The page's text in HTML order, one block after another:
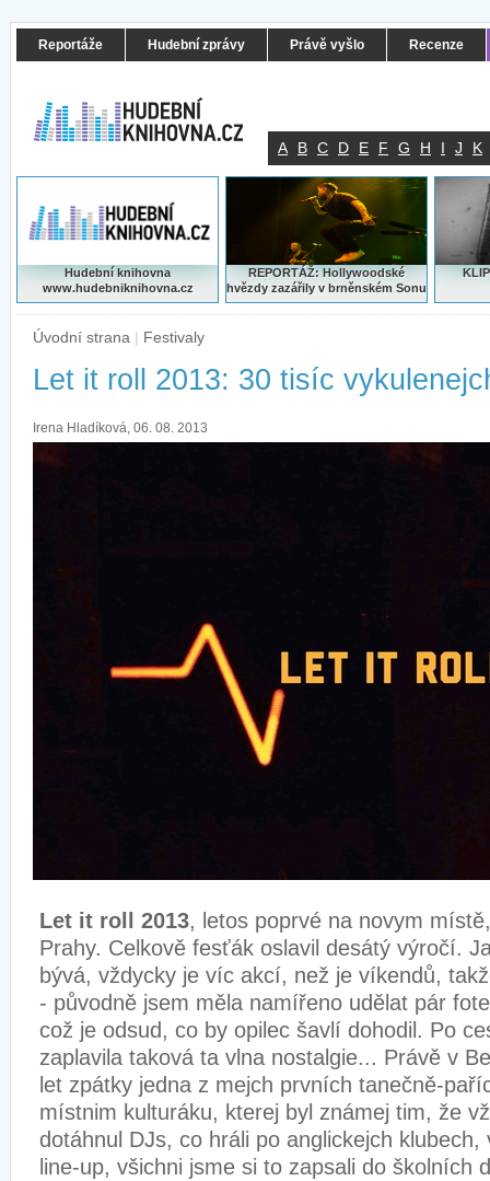
Reportáže Hudební zprávy Právě vyšlo Recenze
A B C D E F G H I J K
Hudební knihovna
www.hudebniknihovna.cz
REPORTÁŽ: Hollywoodské
hvězdy zazářily v brněnském Sonu
Úvodní strana | Festivaly
Let it roll 2013: 30 tisíc
Irena Hladíková, 06. 08. 2013
Let it roll 2013, letos poprvé na novym
Prahy. Celkově fesťák oslavil desátý výročí.
bývá, vždycky je víc akcí, než je víkendů,
- původně jsem měla namířeno udělat pár
což je odsud, co by opilec šavlí dohodil. Po
zaplavila taková ta vlna nostalgie... Právě v
let zpátky jedna z mejch prvních tanečně-
místnim kulturáku, kterej byl známej tim, že
dotáhnul DJs, co hráli po anglickejch klubech,
line-up, všichni jsme si to zapsali do školních